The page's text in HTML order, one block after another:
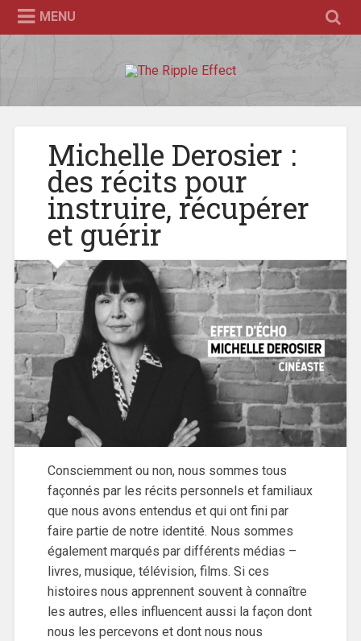
Accéder
contenu
MENU
Michelle Derosier :
des récits pour
instruire, récupérer
et guérir
Consciemment ou non, nous sommes tous
façonnés par les récits personnels et familiaux
que nous avons entendus et qui ont fini par
faire partie de notre identité. Nous sommes
également marqués par différents médias –
livres, musique, télévision, films. Si ces
histoires nous apprennent souvent à connaître
les autres, elles influencent aussi la façon dont
nous les percevons et dont nous nous